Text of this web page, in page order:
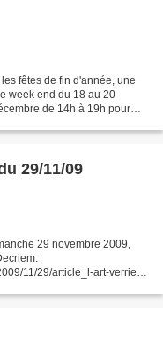
fêtes de fin d'année, une
week end du 18 au 20
de 14h à 19h pour
29/11/09
29 novembre 2009,
11/29/article_l-art-verrier-